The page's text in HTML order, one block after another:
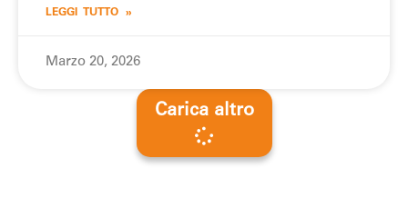
LEGGI TUTTO »
Marzo 20, 2026
Carica altro